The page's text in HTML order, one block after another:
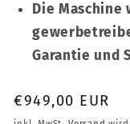
Die
Garantie und
Normaler
€949,00 EUR